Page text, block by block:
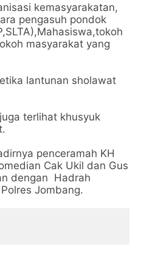
kemasyarakatan,
pengasuh pondok
masyarakat yang
lantunan sholawat
terlihat khusyuk
penceramah KH
Cak Ukil dan Gus
dengan Hadrah
Jombang.